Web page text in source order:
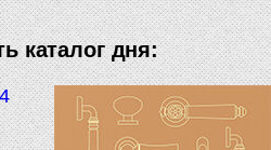
каталог дня: